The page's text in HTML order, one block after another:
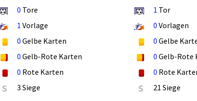
0 Tore
1 Vorlage
0 Gelbe Karten
0 Gelb-Rote Karten
0 Rote Karten
S 3 Siege
1 Tor
0 Vorlagen
0 Gelbe
0 Gelb-Rote
0 Rote
S 21 Siege